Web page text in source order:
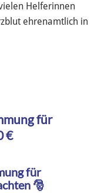
Helferinnen
ehrenamtlich in
für
€
für
🎅